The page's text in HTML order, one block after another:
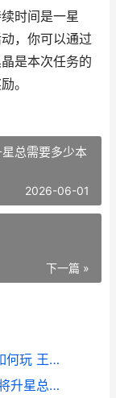
时间是一星
，你可以通过
是本次任务的
。
总需要多少本
2026-06-01
下一篇 »
《王者荣耀荣耀》目标戈娅活动主题如何玩 王者荣耀荣耀黄金是什么段位
放置三国武将升星概括表 放置三国武将升星总需要多少本体